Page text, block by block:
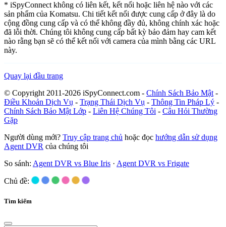
* iSpyConnect không có liên kết, kết nối hoặc liên hệ nào với các
sản phẩm của Komatsu. Chi tiết kết nối được cung cấp ở đây là do
cộng đồng cung cấp và có thể không đầy đủ, không chính xác hoặc
đã lỗi thời. Chúng tôi không cung cấp bất kỳ bảo đảm hay cam kết
nào rằng bạn sẽ có thể kết nối với camera của mình bằng các URL
này.
Quay lại đầu trang
© Copyright 2011-2026 iSpyConnect.com - Chính Sách Bảo Mật -
Điều Khoản Dịch Vụ - Trạng Thái Dịch Vụ - Thông Tin Pháp Lý -
Chính Sách Bảo Mật Lớp - Liên Hệ Chúng Tôi - Câu Hỏi Thường
Gặp
Người dùng mới? Truy cập trang chủ hoặc đọc hướng dẫn sử dụng
Agent DVR của chúng tôi
So sánh: Agent DVR vs Blue Iris · Agent DVR vs Frigate
Chủ đề:
Tìm kiếm